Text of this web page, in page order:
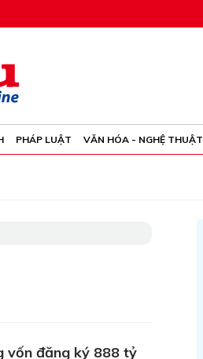
PHÁP LUẬT VĂN HÓA - NGHỆ THUẬT
vốn đăng ký 888 tỷ